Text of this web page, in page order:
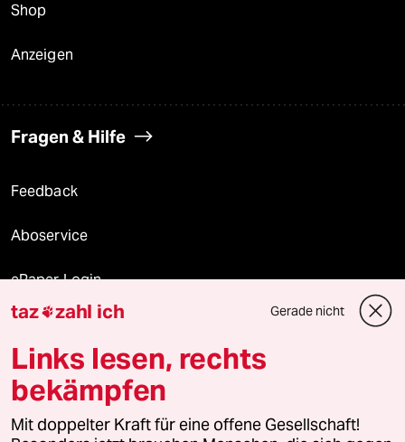
Shop
Anzeigen
Fragen & Hilfe
Feedback
Aboservice
ePaper Login
Downloads für Abonnierende
© 2026 taz Verlags und Vertriebs GmbH
Alle Rechte vorbehalten. Bei rechtlichen Fragen oder für Genehmigungen
wenden Sie sich bitte an
lizenzen@taz.de
taz zahl ich Gerade nicht
Links lesen, rechts
bekämpfen
Mit doppelter Kraft für eine offene Gesellschaft!